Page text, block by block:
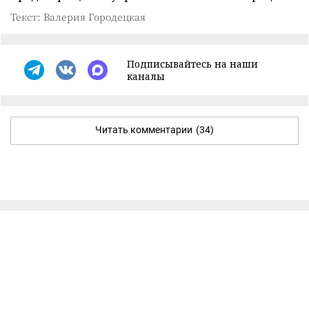
Текст: Валерия Городецкая
Подписывайтесь на наши
каналы
Читать комментарии (34)